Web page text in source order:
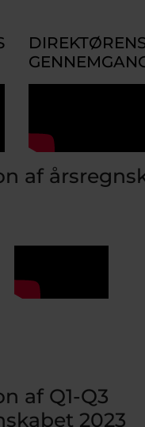
af
af Q1-Q3
2023